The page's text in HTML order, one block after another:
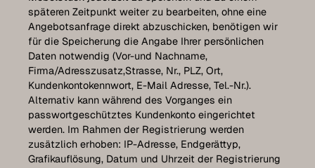
späteren Zeitpunkt weiter zu bearbeiten, ohne eine
Angebotsanfrage direkt abzuschicken, benötigen wir
für die Speicherung die Angabe Ihrer persönlichen
Daten notwendig (Vor-und Nachname,
Firma/Adresszusatz,Strasse, Nr., PLZ, Ort,
Kundenkontokennwort, E-Mail Adresse, Tel.-Nr.).
Alternativ kann während des Vorganges ein
passwortgeschütztes Kundenkonto eingerichtet
werden. Im Rahmen der Registrierung werden
zusätzlich erhoben: IP-Adresse, Endgerättyp,
Grafikauflösung, Datum und Uhrzeit der Registrierung